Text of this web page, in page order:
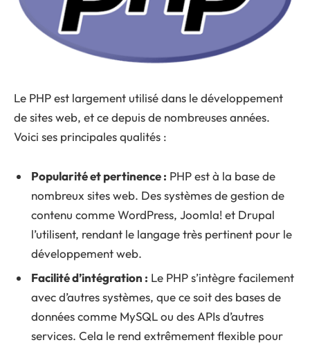
Le PHP est largement utilisé dans le développement
de sites web, et ce depuis de nombreuses années.
Voici ses principales qualités :
Popularité et pertinence : PHP est à la base de
nombreux sites web. Des systèmes de gestion de
contenu comme WordPress, Joomla! et Drupal
l’utilisent, rendant le langage très pertinent pour le
développement web.
Facilité d’intégration : Le PHP s’intègre facilement
avec d’autres systèmes, que ce soit des bases de
données comme MySQL ou des APIs d’autres
services. Cela le rend extrêmement flexible pour